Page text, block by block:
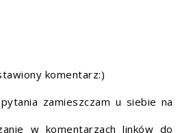
komentarz:)
zamieszczam u siebie na
w komentarzach linków do